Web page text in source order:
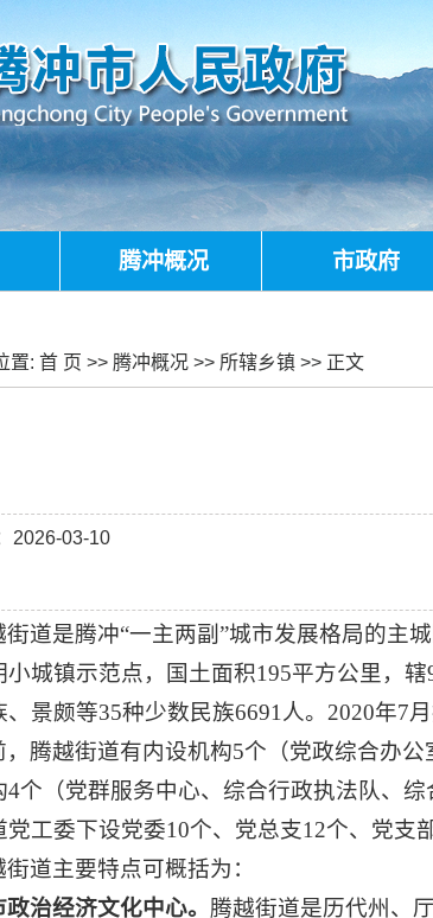
腾冲概况 市政府
置: 首 页 >> 腾冲概况 >> 所辖乡镇 >> 正文
2026-03-10
街道是腾冲“一主两副”城市发展格局的主
小城镇示范点，国土面积195平方公里，
、景颇等35种少数民族6691人。2020年7
，腾越街道有内设机构5个（党政综合办
4个（党群服务中心、综合行政执法队、
党工委下设党委10个、党总支12个、党支
街道主要特点可概括为：
政治经济文化中心。 腾越街道是历代州、